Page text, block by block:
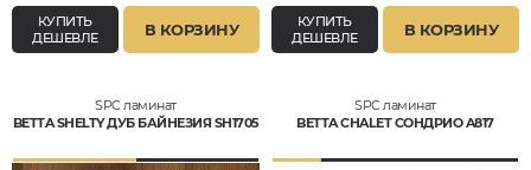
КУПИТЬ
ДЕШЕВЛЕ
В КОРЗИНУ
КУПИТЬ
ДЕШЕВЛЕ
В КОРЗИНУ
SPC ламинат
BETTA SHELTY ДУБ БАЙНЕЗИЯ SH1705
SPC ламинат
BETTA CHALET СОНДРИО A817